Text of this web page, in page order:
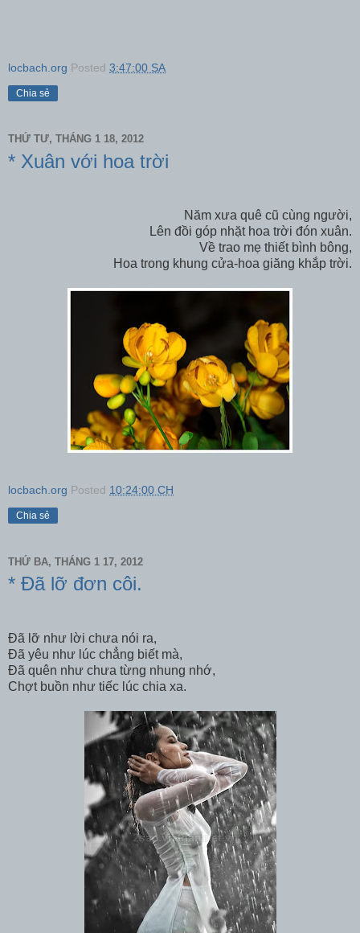
locbach.org Posted 3:47:00 SA
Chia sẻ
THỨ TƯ, THÁNG 1 18, 2012
* Xuân với hoa trời
Năm xưa quê cũ cùng người,
Lên đồi góp nhặt hoa trời đón xuân.
Về trao mẹ thiết bình bông,
Hoa trong khung cửa-hoa giăng khắp trời.
locbach.org Posted 10:24:00 CH
Chia sẻ
THỨ BA, THÁNG 1 17, 2012
* Đã lỡ đơn côi.
Đã lỡ như lời chưa nói ra,
Đã yêu như lúc chẳng biết mà,
Đã quên như chưa từng nhung nhớ,
Chợt buồn như tiếc lúc chia xa.